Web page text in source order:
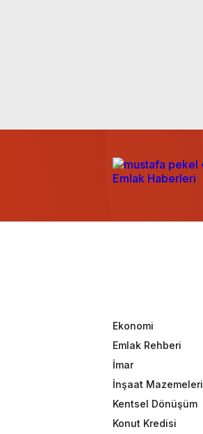
Ekonomi
Emlak Rehberi
İmar
İnşaat Mazemeleri
Kentsel Dönüşüm
Konut Kredisi